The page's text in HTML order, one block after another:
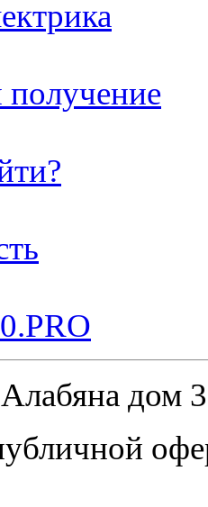
получение
дом